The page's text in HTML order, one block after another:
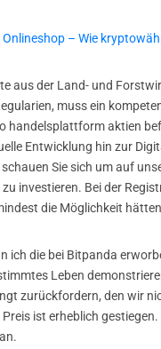
– Wie
aus der Land- und
muss ein
handelsplattform aktien
Entwicklung hin zur
Sie sich um auf
zu investieren. Bei der
die Möglichkeit
ich die bei Bitpanda
Leben
zurückfordern, den wir
ist erheblich